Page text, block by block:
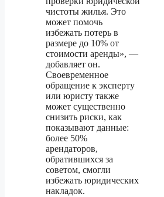
чистоты жилья. Это
может помочь
избежать потерь в
размере до 10% от
стоимости аренды», —
добавляет он.
Своевременное
обращение к эксперту
или юристу также
может существенно
снизить риски, как
показывают данные:
более 50%
арендаторов,
обратившихся за
советом, смогли
избежать юридических
накладок.